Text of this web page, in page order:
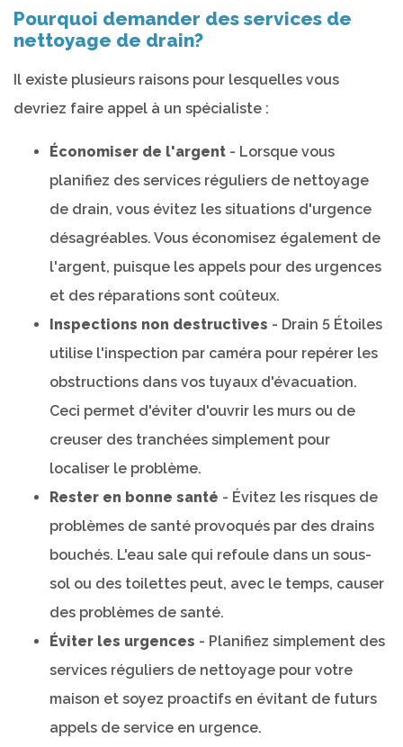
Pourquoi demander des services de
nettoyage de drain?
Il existe plusieurs raisons pour lesquelles vous
devriez faire appel à un spécialiste :
Économiser de l'argent - Lorsque vous
planifiez des services réguliers de nettoyage
de drain, vous évitez les situations d'urgence
désagréables. Vous économisez également de
l'argent, puisque les appels pour des urgences
et des réparations sont coûteux.
Inspections non destructives - Drain 5 Étoiles
utilise l'inspection par caméra pour repérer les
obstructions dans vos tuyaux d'évacuation.
Ceci permet d'éviter d'ouvrir les murs ou de
creuser des tranchées simplement pour
localiser le problème.
Rester en bonne santé - Évitez les risques de
problèmes de santé provoqués par des drains
bouchés. L'eau sale qui refoule dans un sous-
sol ou des toilettes peut, avec le temps, causer
des problèmes de santé.
Éviter les urgences - Planifiez simplement des
services réguliers de nettoyage pour votre
maison et soyez proactifs en évitant de futurs
appels de service en urgence.